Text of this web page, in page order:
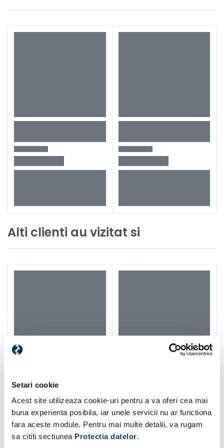
Setari cookie
Acest site utilizeaza cookie-uri pentru a va oferi cea mai
buna experienta posibila, iar unele servicii nu ar functiona
fara aceste module. Pentru mai multe detalii, va rugam
sa cititi sectiunea Protectia datelor.
Alti clienti au vizitat si